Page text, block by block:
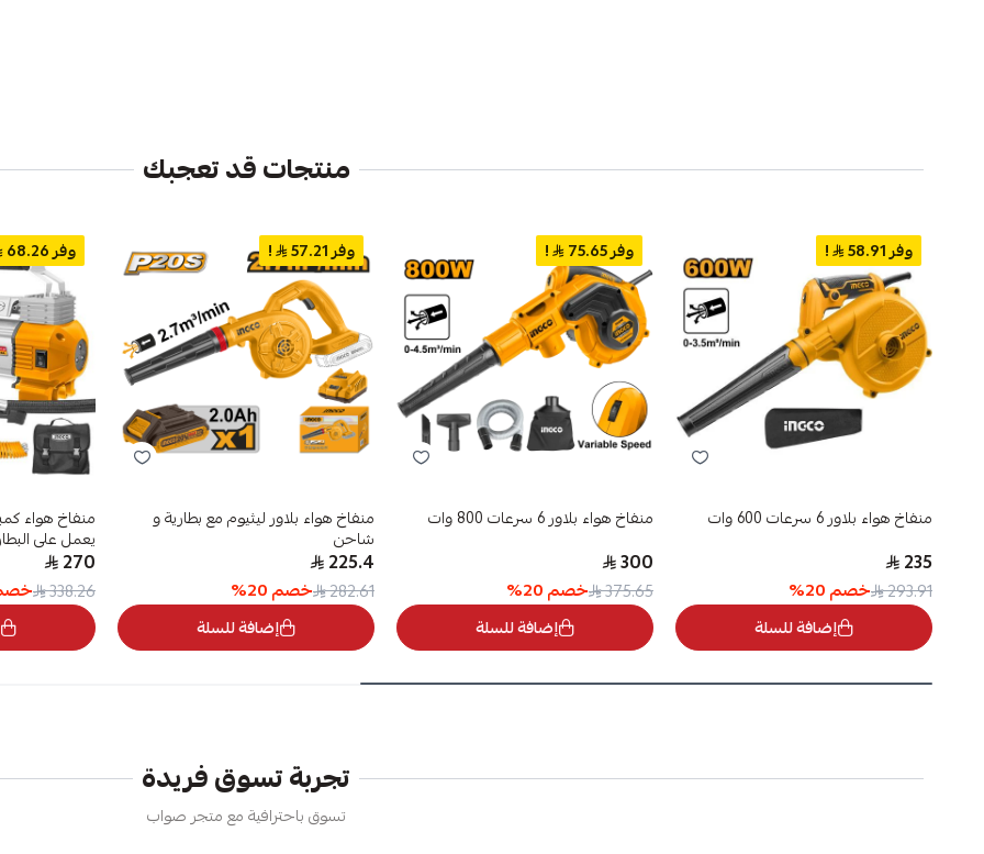
منتجات قد تعجبك
وفر 58.91 !
منفاخ هواء بلاور 6 سرعات 600 وات
235
293.91 خصم20
%
إضافة للسلة
وفر 75.65 !
منفاخ هواء بلاور 6 سرعات 800 وات
300
375.65 خصم20
%
إضافة للسلة
وفر 57.21 !
منفاخ هواء بلاور ليثيوم مع بطارية و
شاحن
225.4
282.61 خصم20
%
إضافة للسلة
وفر 68.26
يعمل على
270
338.26
تجربة تسوق فريدة
تسوق باحترافية مع متجر صواب